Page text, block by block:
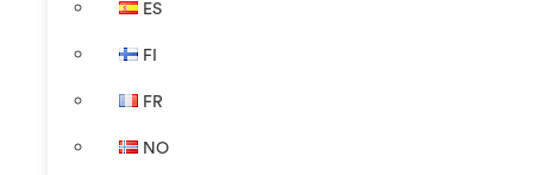
ES
FI
FR
NO